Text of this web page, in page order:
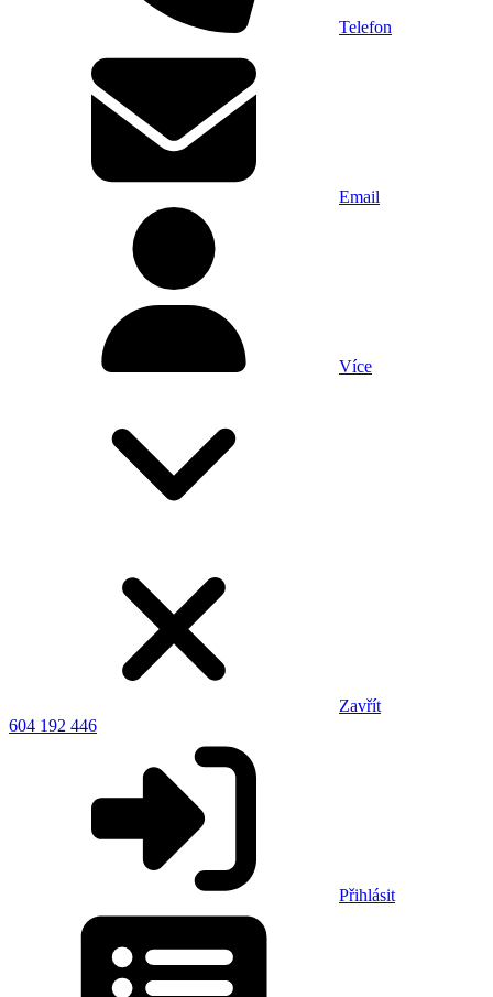
Telefon
Email
Více
Zavřít
604 192 446
Přihlásit